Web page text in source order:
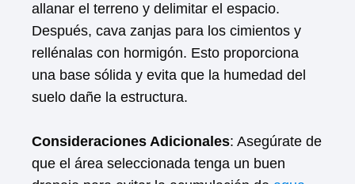
allanar el terreno y delimitar el espacio.
Después, cava zanjas para los cimientos y
rellénalas con hormigón. Esto proporciona
una base sólida y evita que la humedad del
suelo dañe la estructura.
Consideraciones Adicionales: Asegúrate de
que el área seleccionada tenga un buen